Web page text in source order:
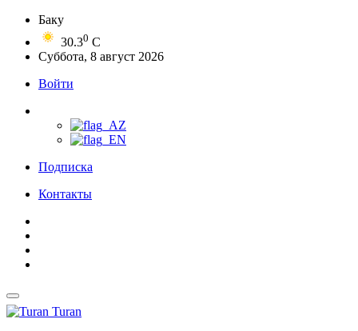
Баку
30.30 C
Суббота, 8 август 2026
Войти
Подписка
Контакты
Turan